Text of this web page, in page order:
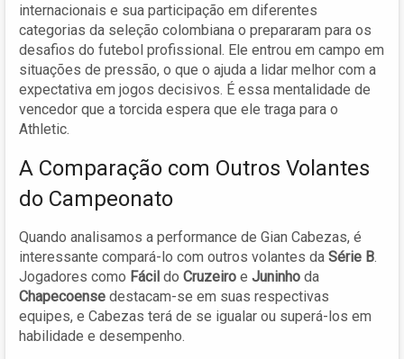
internacionais e sua participação em diferentes
categorias da seleção colombiana o prepararam para os
desafios do futebol profissional. Ele entrou em campo em
situações de pressão, o que o ajuda a lidar melhor com a
expectativa em jogos decisivos. É essa mentalidade de
vencedor que a torcida espera que ele traga para o
Athletic.
A Comparação com Outros Volantes
do Campeonato
Quando analisamos a performance de Gian Cabezas, é
interessante compará-lo com outros volantes da Série B.
Jogadores como Fácil do Cruzeiro e Juninho da
Chapecoense destacam-se em suas respectivas
equipes, e Cabezas terá de se igualar ou superá-los em
habilidade e desempenho.